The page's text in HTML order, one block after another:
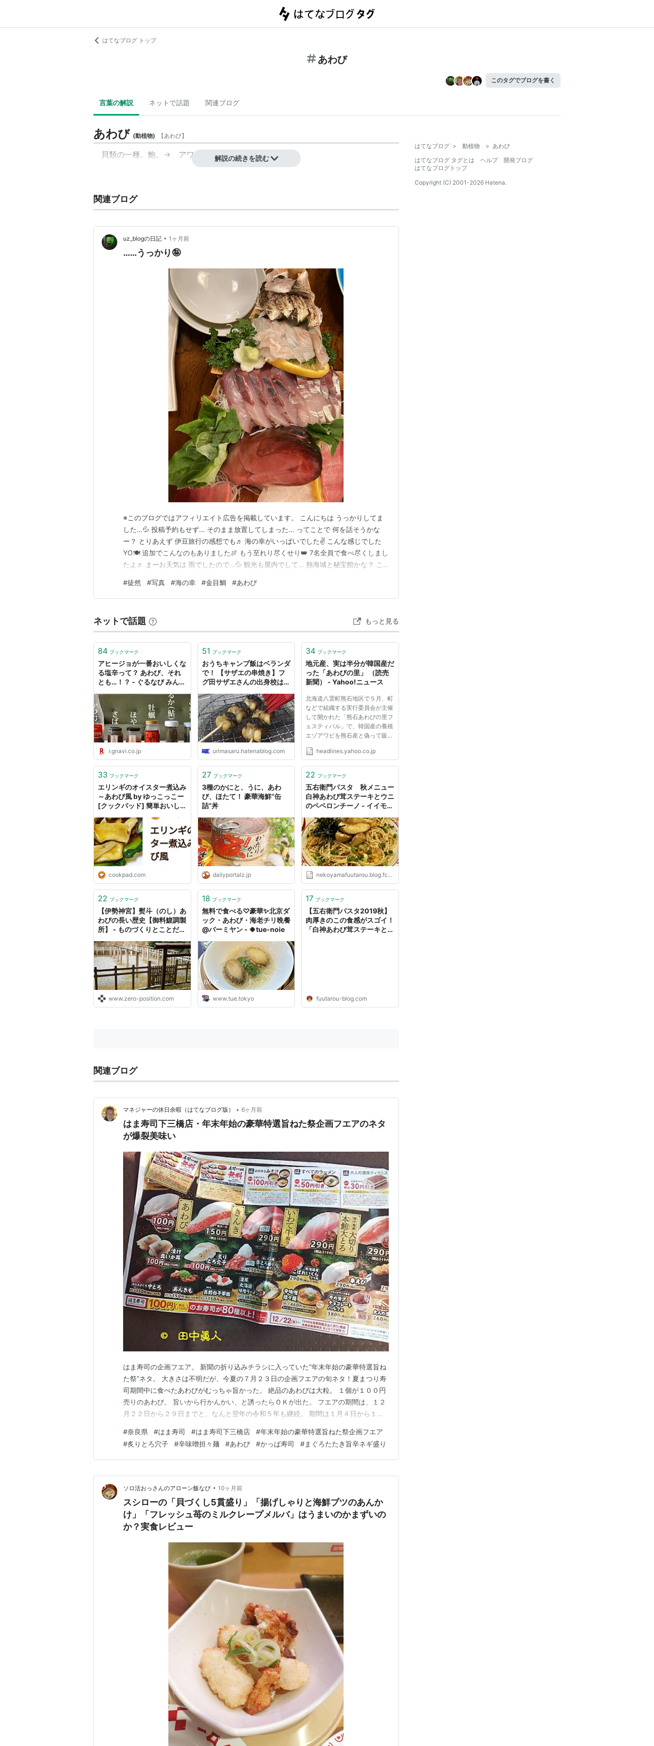
はてなブログ トップ
あわび
このタグでブログを書く
言葉の解説 ネットで話題 関連ブログ
あわび (動植物) 【あわび】
貝類の一種。鮑。→ アワビ 解説の続きを読む
関連ブログ
uz_blogの日記 • 1ヶ月前
……うっかり🤪
※このブログではアフィリエイト広告を掲載しています。 こんにちは うっかりしてま
した…💦 投稿予約もせず… そのまま放置してしまった… ってことで 何を話そうかな
ー？ とりあえず 伊豆旅行の感想でも♬ 海の幸がいっぱいでした✌️ こんな感じでした
YO🍽️ 追加でこんなのもありました🍖 もう至れり尽くせり👑 7名全員で食べ尽くしまし
たよ♬ まーお天気は 雨でしたので…💦 観光も屋内でして… 熱海城と秘宝館かな？ こ
鮮な体験でした👍 ランキング参加中雑談・日記を書きたい人のグループ ランキング参
加中【公式】2026年開…
#徒然 #写真 #海の幸 #金目鯛 #あわび
ネットで話題 もっと見る
84 ブックマーク
アヒージョが一番おいしくな
る塩辛って？ あわび、それ
とも…！？ - ぐるなび みんな
r.gnavi.co.jp
51 ブックマーク
おうちキャンプ飯はベランダ
で！ 【サザエの串焼き】フ
グ田サザエさんの出身校は
釣り🐟うり坊とまさる君の
涙日記⭐
urimasaru.hatenablog.com
34 ブックマーク
地元産、実は半分が韓国産だ
った「あわびの里」 （読売
新聞） - Yahoo!ニュース
北海道八雲町熊石地区で５月、町
などで組織する実行委員会が主催
して開かれた「熊石あわびの里フ
ェスティバル」で、韓国産の養殖
エゾアワビを熊石産と偽って販売
していたことが２６日、分かっ
た。 同町は「来場者に喜んでも
してしまった。関係者一同、おわ
課...
headlines.yahoo.co.jp
33 ブックマーク
エリンギのオイスター煮込み
～あわび風 by ゆっこっこー
[クックパッド] 簡単おいし
cookpad.com
27 ブックマーク
3種のかにと、うに、あわ
び、ほたて！ 豪華海鮮“缶
詰”丼
dailyportalz.jp
22 ブックマーク
五右衛門パスタ 秋メニュー
白神あわび茸ステーキとウニ
のペペロンチーノ - イイモノ
nekoyamafuutarou.blog.fc2.com
22 ブックマーク
【伊勢神宮】熨斗（のし）あ
わびの長い歴史【御料鰒調製
所】 - ものづくりとことだま
www.zero-position.com
18 ブックマーク
無料で食べる♡豪華✨北京ダ
ック・あわび・海老チリ晩餐
@バーミヤン - 🍀tue-noie
www.tue.tokyo
17 ブックマーク
【五右衛門パスタ2019秋】
肉厚きのこの食感がスゴイ！
「白神あわび茸ステーキと炙
fuutarou-blog.com
関連ブログ
マネジャーの休日余暇（はてなブログ版） • 6ヶ月前
はま寿司下三橋店・年末年始の豪華特選旨ねた祭企画フエアのネタ
が爆裂美味い
はま寿司の企画フエア。 新聞の折り込みチラシに入っていた“年末年始の豪華特選旨ね
た祭”ネタ。 大きさは不明だが、今夏の７月２３日の企画フエアの旬ネタ！夏まつり寿
司期間中に食べたあわびがむっちゃ旨かった。 絶品のあわびは大粒。 １個が１００円
売りのあわび。 旨いから行かんかい、と誘ったらＯＫが出た。 フエアの期間は、１２
月２２日から２９日までと、なんと翌年の令和５年も継続。 期間は１月４日から１１
間を過ぎた２６日若しくは２７日が狙い目。 しかも平日なら、行列にはならんだろ
う、と判断したこの日に決めた。 かーさんが、急…
#奈良県 #はま寿司 #はま寿司下三橋店 #年末年始の豪華特選旨ねた祭企画フエア
#炙りとろ穴子 #辛味噌担々麺 #あわび #かっぱ寿司 #まぐろたたき旨辛ネギ盛り
ソロ活おっさんのアローン飯なび • 10ヶ月前
スシローの「貝づくし5貫盛り」「揚げしゃりと海鮮ブツのあんか
け」「フレッシュ苺のミルクレープメルバ」はうまいのかまずいの
か？実食レビュー
はてなブログ > 動植物 > あわび
はてなブログ タグとは
ヘルプ
開発ブログ
はてなブログトップ
Copyright (C) 2001-2026 Hatena.